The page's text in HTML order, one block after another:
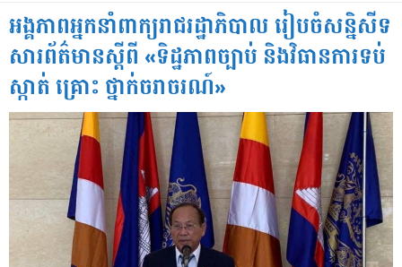
អង្គភាពអ្នកនាំពាក្យរាជរដ្ឋាភិបាល រៀបចំសន្និសីទ
សារព័ត៌មានស្តីពី «ទិដ្ឋភាពច្បាប់ និងវិធានការទប់
ស្កាត់ គ្រោះ ថ្នាក់ចរាចរណ៍»